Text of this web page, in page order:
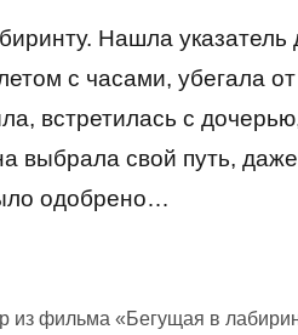
Нашла указатель
с часами, убегала
встретилась с
выбрала свой путь,
одобрено…
из фильма «Бегущая в